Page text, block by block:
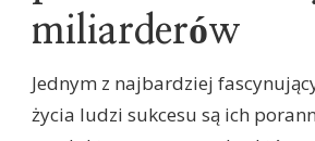
miliarderów
Jednym z najbardziej
życia ludzi sukcesu są ich